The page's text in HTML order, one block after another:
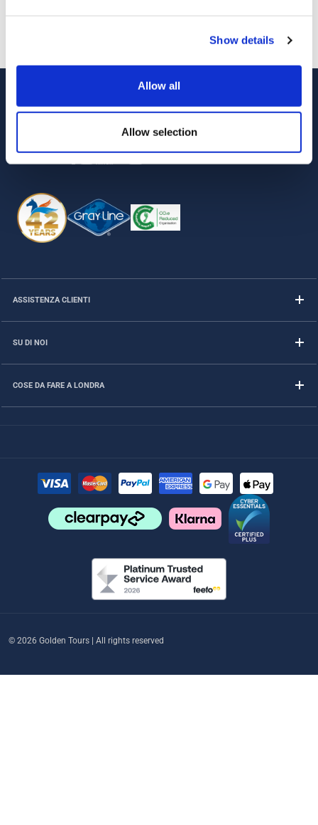
Show details
Allow all
Allow selection
1 - 2 Of 2
Seguici su
ASSISTENZA CLIENTI
SU DI NOI
COSE DA FARE A LONDRA
© 2026 Golden Tours | All rights reserved